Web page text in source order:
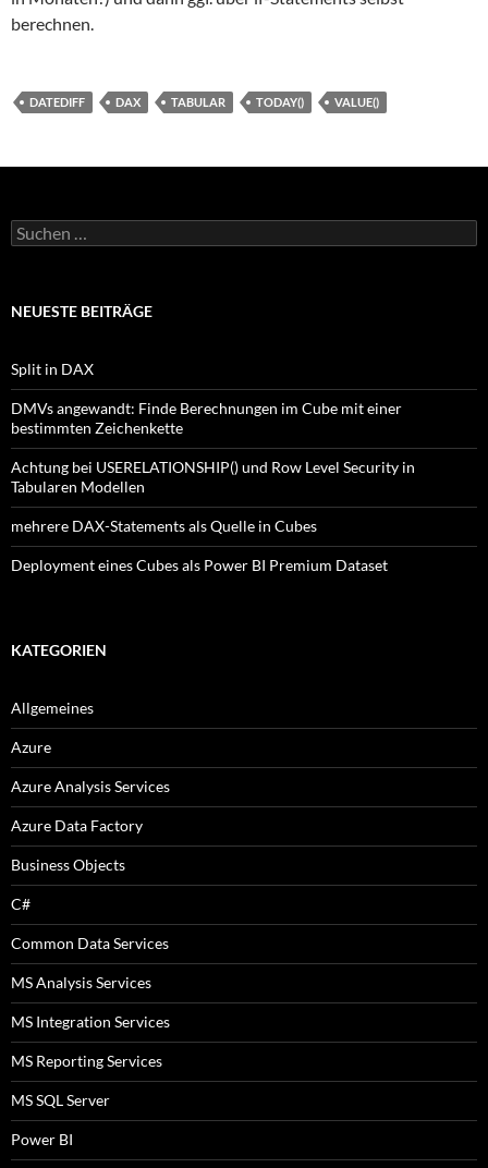
berechnen.
DATEDIFF DAX TABULAR TODAY() VALUE()
Suche
nach:
NEUESTE BEITRÄGE
Split in DAX
DMVs angewandt: Finde Berechnungen im Cube mit einer
bestimmten Zeichenkette
Achtung bei USERELATIONSHIP() und Row Level Security in
Tabularen Modellen
mehrere DAX-Statements als Quelle in Cubes
Deployment eines Cubes als Power BI Premium Dataset
KATEGORIEN
Allgemeines
Azure
Azure Analysis Services
Azure Data Factory
Business Objects
C#
Common Data Services
MS Analysis Services
MS Integration Services
MS Reporting Services
MS SQL Server
Power BI